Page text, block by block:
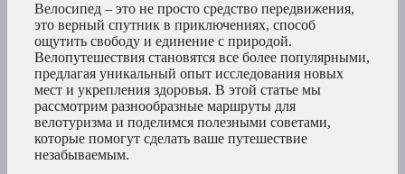
Велосипед – это не просто средство передвижения,
это верный спутник в приключениях, способ
ощутить свободу и единение с природой.
Велопутешествия становятся все более популярными,
предлагая уникальный опыт исследования новых
мест и укрепления здоровья. В этой статье мы
рассмотрим разнообразные маршруты для
велотуризма и поделимся полезными советами,
которые помогут сделать ваше путешествие
незабываемым.